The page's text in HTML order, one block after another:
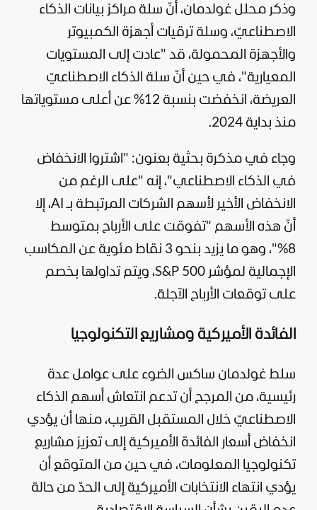
وذكر محلل غولدمان، أنّ سلة مراكز بيانات الذكاء
الاصطناعيّ، وسلة ترقيات أجهزة الكمبيوتر
والأجهزة المحمولة، قد "عادت إلى المستويات
المعيارية"، في حين أنّ سلة الذكاء الاصطناعيّ
العريضة، انخفضت بنسبة 12% عن أعلى مستوياتها
منذ بداية 2024.
وجاء في مذكرة بحثية بعنون: "اشتروا الانخفاض
في الذكاء الاصطناعي"، إنه "على الرغم من
الانخفاض الأخير لأسهم الشركات المرتبطة بـ AI، إلا
أنّ هذه الأسهم "تفوقت على الأرباح بمتوسط
8%"، وهو ما يزيد بنحو 3 نقاط مئوية عن المكاسب
الإجمالية لمؤشر S&P 500، ويتم تداولها بخصم
على توقعات الأرباح الآجلة.
الفائدة الأميركية ومشاريع التكنولوجيا
سلط غولدمان ساكس الضوء على عوامل عدة
رئيسية، من المرجح أن تدعم انتعاش أسهم الذكاء
الاصطناعيّ خلال المستقبل القريب، منها أن يؤدي
انخفاض أسعار الفائدة الأميركية إلى تعزيز مشاريع
تكنولوجيا المعلومات، في حين من المتوقع أن
يؤدي انتهاء الانتخابات الأميركية إلى الحدّ من حالة